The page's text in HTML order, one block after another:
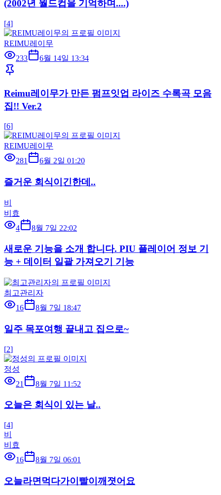
(2002년 월드컵을 기억하며....)
[4]
REIMU레이무
233
6월 14일 13:34
Reimu레이무가 만든 펌프잇업 라이즈 수록곡 모음
집!! Ver.2
[6]
REIMU레이무
281
6월 2일 01:20
즐거운 회식이긴한데..
비
비효
4
8월 7일 22:02
새로운 기능을 소개 합니다. PIU 플레이어 정보 기
능 + 데이터 일괄 가져오기 기능
최고관리자
16
8월 7일 18:47
일주 목포여행 끝내고 집으로~
[2]
정성
21
8월 7일 11:52
오늘은 회식이 있는 날..
[4]
비
비효
16
8월 7일 06:01
오늘라면먹다가이빨이깨졋어요